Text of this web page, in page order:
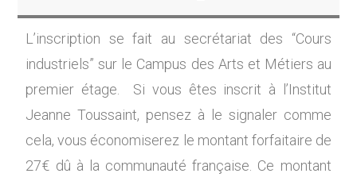
L’inscription se fait au secrétariat des “Cours
industriels” sur le Campus des Arts et Métiers au
premier étage. Si vous êtes inscrit à l’Institut
Jeanne Toussaint, pensez à le signaler comme
cela, vous économiserez le montant forfaitaire de
27€ dû à la communauté française. Ce montant